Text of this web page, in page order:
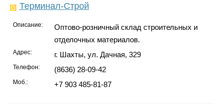
Терминал-Строй
Описание:
Оптово-розничный склад строительных и
отделочных материалов.
Адрес: г. Шахты, ул. Дачная, 329
Телефон: (8636) 28-09-42
Моб.: +7 903 485-81-87